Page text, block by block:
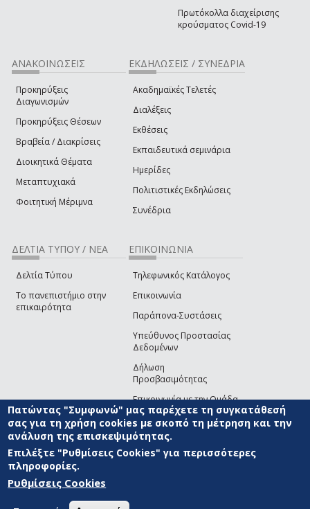
Πρωτόκολλα διαχείρισης
κρούσματος Covid-19
ΑΝΑΚΟΙΝΩΣΕΙΣ
Προκηρύξεις
Διαγωνισμών
Προκηρύξεις Θέσεων
Βραβεία / Διακρίσεις
Διοικητικά Θέματα
Μεταπτυχιακά
Φοιτητική Μέριμνα
ΕΚΔΗΛΩΣΕΙΣ / ΣΥΝΕΔΡΙΑ
Ακαδημαϊκές Τελετές
Διαλέξεις
Εκθέσεις
Εκπαιδευτικά σεμινάρια
Ημερίδες
Πολιτιστικές Εκδηλώσεις
Συνέδρια
ΔΕΛΤΙΑ ΤΥΠΟΥ / ΝΕΑ
Δελτία Τύπου
Το πανεπιστήμιο στην
επικαιρότητα
ΕΠΙΚΟΙΝΩΝΙΑ
Τηλεφωνικός Κατάλογος
Επικοινωνία
Παράπονα-Συστάσεις
Υπεύθυνος Προστασίας
Δεδομένων
Δήλωση
Προσβασιμότητας
Επικοινωνία με την Ομάδα
Ανάπτυξης του site(link sends e-mail)
© ΠΑΝΕΠΙΣΤΗΜΙΟ ΑΙΓΑΙΟΥ ΟΡΟΙ ΧΡΗΣΗΣ
ΑΝΑΠΤΥΞΗΣ
Πατώντας "Συμφωνώ" μας παρέχετε τη συγκατάθεσή
σας για τη χρήση cookies με σκοπό τη μέτρηση και την
ανάλυση της επισκεψιμότητας.
Επιλέξτε "Ρυθμίσεις Cookies" για περισσότερες
πληροφορίες.
Ρυθμίσεις Cookies